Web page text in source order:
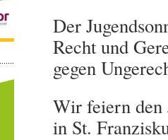
Der
Recht und
gegen
Wir feiern den
in St.